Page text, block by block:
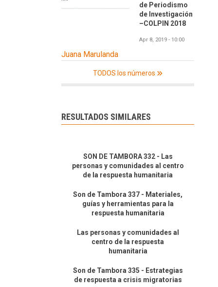
de Periodismo
de Investigación
–COLPIN 2018
Apr 8, 2019 - 10:00
Juana Marulanda
TODOS los números
RESULTADOS SIMILARES
SON DE TAMBORA 332 - Las
personas y comunidades al centro
de la respuesta humanitaria
Son de Tambora 337 - Materiales,
guías y herramientas para la
respuesta humanitaria
Las personas y comunidades al
centro de la respuesta
humanitaria
Son de Tambora 335 - Estrategias
de respuesta a crisis migratorias